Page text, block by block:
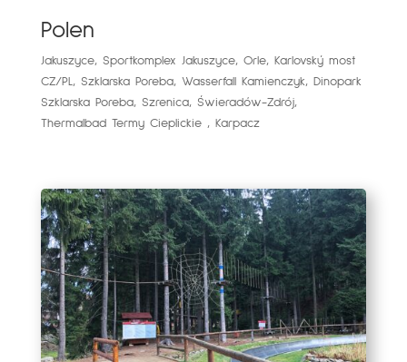
Polen
Jakuszyce, Sportkomplex Jakuszyce, Orle, Karlovský most
CZ/PL, Szklarska Poreba, Wasserfall Kamienczyk, Dinopark
Szklarska Poreba, Szrenica, Świeradów-Zdrój,
Thermalbad Termy Cieplickie , Karpacz